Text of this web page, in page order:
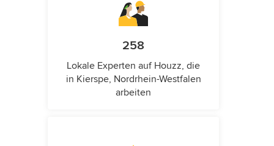
258
Lokale Experten auf Houzz, die
in Kierspe, Nordrhein-Westfalen
arbeiten